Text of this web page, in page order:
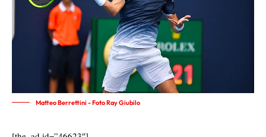
Matteo Berrettini - Foto Ray Giubilo